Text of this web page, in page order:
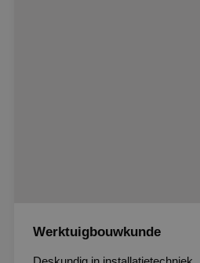
Werktuigbouwkunde